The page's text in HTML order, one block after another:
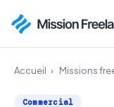
Accueil › Missions
Commercial